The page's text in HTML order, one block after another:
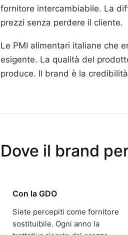
fornitore intercambiabile. La
prezzi senza perdere il cliente.
Le PMI alimentari italiane che
esigente. La qualità del
produce. Il brand è la
Dove il brand
Con la GDO
Siete percepiti come fornitore
sostituibile. Ogni anno la